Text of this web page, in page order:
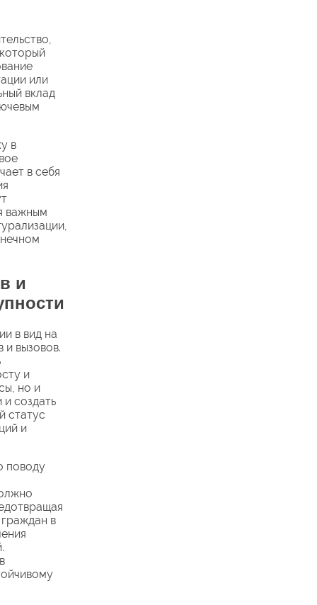
или
вклад
в
в себя
важным
и
в вид на
вызовов.
и
но и
создать
статус
и
поводу
в